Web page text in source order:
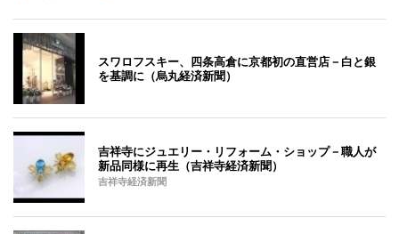
スワロフスキー、四条高倉に京都初の直営店－白と銀
を基調に（烏丸経済新聞）
吉祥寺にジュエリー・リフォーム・ショップ－職人が
新品同様に再生（吉祥寺経済新聞）
吉祥寺経済新聞